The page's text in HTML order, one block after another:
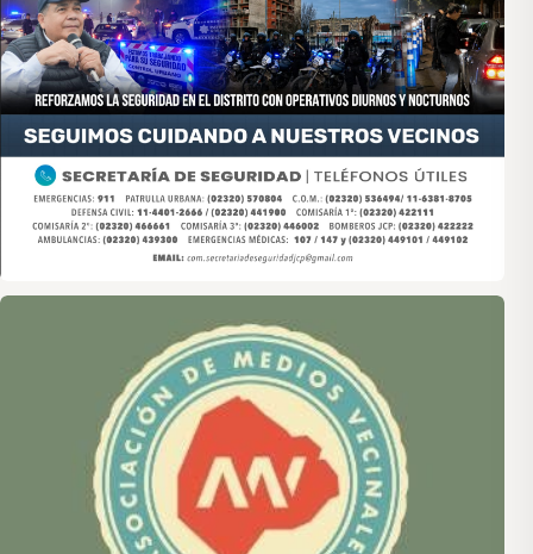
Asociación de Medios Vecinales